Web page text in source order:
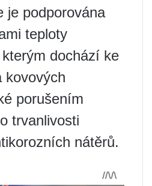
je podporována
teploty
dochází ke
kovových
porušením
trvanlivosti
nátěrů.